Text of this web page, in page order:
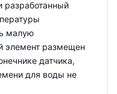
разработанный
малую
элемент размещен
датчика,
для воды не